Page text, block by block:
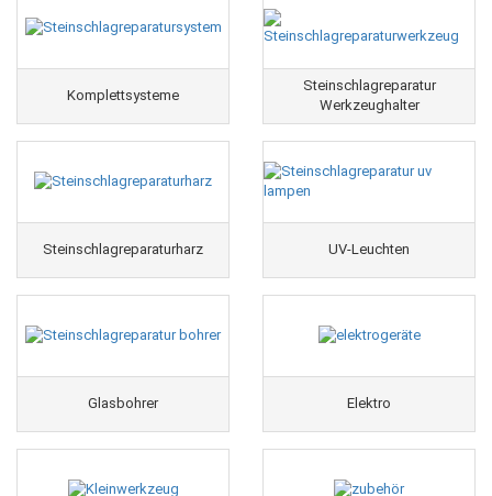
Komplettsysteme
Steinschlagreparatur
Werkzeughalter
Steinschlagreparaturharz UV-Leuchten
Glasbohrer Elektro